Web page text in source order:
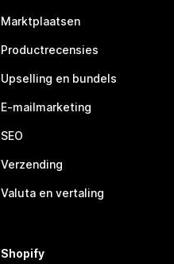
Marktplaatsen
Productrecensies
Upselling en bundels
E-mailmarketing
SEO
Verzending
Valuta en vertaling
Shopify